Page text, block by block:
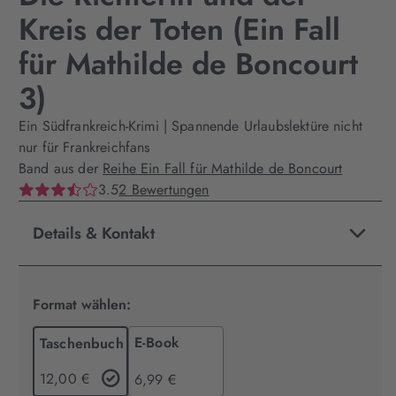
Kreis der Toten (Ein Fall
für Mathilde de Boncourt
3)
Ein Südfrankreich-Krimi | Spannende Urlaubslektüre nicht
nur für Frankreichfans
Band aus der Reihe Ein Fall für Mathilde de Boncourt
3.52 Bewertungen
Details & Kontakt
Format wählen:
Taschenbuch
12,00 €
E-Book
6,99 €